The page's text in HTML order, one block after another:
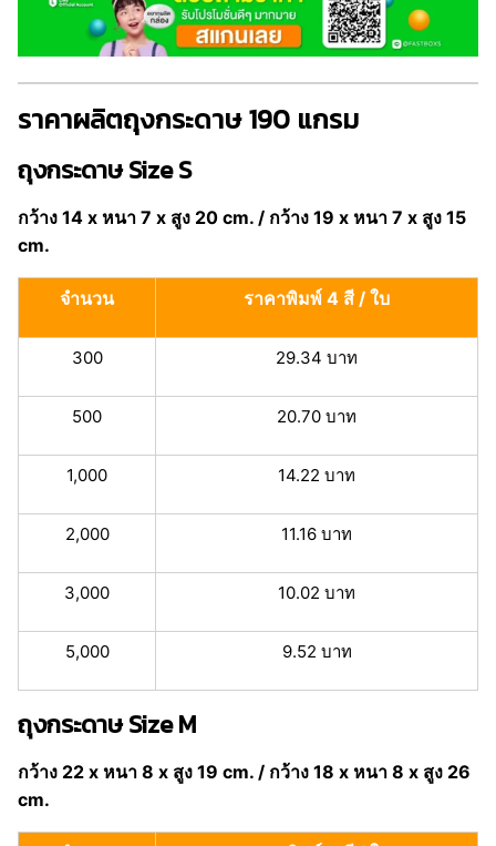
ราคาผลิตถุงกระดาษ 190 แกรม
ถุงกระดาษ Size S
กว้าง 14 x หนา 7 x สูง 20 cm. / กว้าง 19 x หนา 7 x สูง 15
cm.
จำนวน ราคาพิมพ์ 4 สี / ใบ
300 29.34 บาท
500 20.70 บาท
1,000 14.22 บาท
2,000 11.16 บาท
3,000 10.02 บาท
5,000 9.52 บาท
ถุงกระดาษ Size M
กว้าง 22 x หนา 8 x สูง 19 cm. / กว้าง 18 x หนา 8 x สูง 26
cm.